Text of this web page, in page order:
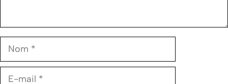
Nom
E-